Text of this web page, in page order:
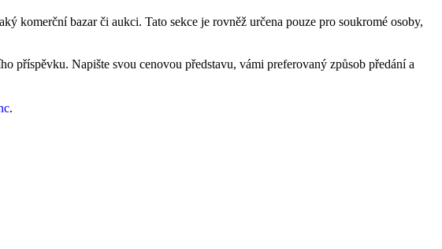
komerční bazar či aukci. Tato sekce je rovněž určena pouze pro soukromé osoby,
příspěvku. Napište svou cenovou představu, vámi preferovaný způsob předání a
.